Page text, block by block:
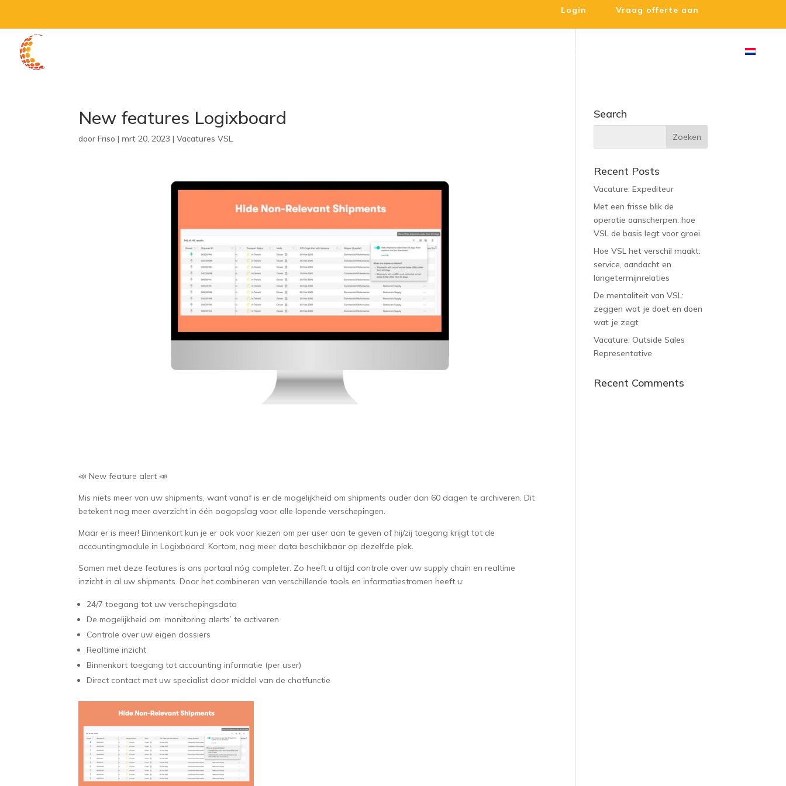
Login Vraag offerte aan
VSL & Duurzaamheid
New features Logixboard
doorFriso |mrt 20, 2023 |Vacatures VSL
📣 New feature alert 📣
Mis niets meer van uw shipments, want vanaf is er de mogelijkheid om shipments ouder dan 60 dagen te archiveren. Dit
betekent nog meer overzicht in één oogopslag voor alle lopende verschepingen.
Maar er is meer! Binnenkort kun je er ook voor kiezen om per user aan te geven of hij/zij toegang krijgt tot de
accountingmodule in Logixboard. Kortom, nog meer data beschikbaar op dezelfde plek.
Samen met deze features is ons portaal nóg completer. Zo heeft u altijd controle over uw supply chain en realtime
inzicht in al uw shipments. Door het combineren van verschillende tools en informatiestromen heeft u:
24/7 toegang tot uw verschepingsdata
De mogelijkheid om ‘monitoring alerts’ te activeren
Controle over uw eigen dossiers
Realtime inzicht
Binnenkort toegang tot accounting informatie (per user)
Direct contact met uw specialist door middel van de chatfunctie
Search
Recent Posts
Vacature: Expediteur
Met een frisse blik de
operatie aanscherpen: hoe
VSL de basis legt voor groei
Hoe VSL het verschil maakt:
service, aandacht en
langetermijnrelaties
De mentaliteit van VSL:
zeggen wat je doet en doen
wat je zegt
Vacature: Outside Sales
Representative
Recent Comments